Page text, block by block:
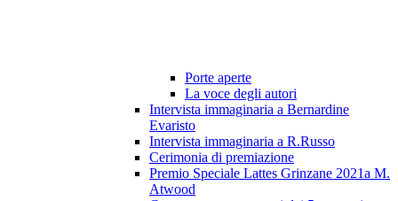
Porte aperte
La voce degli autori
Intervista immaginaria a Bernardine
Evaristo
Intervista immaginaria a R.Russo
Cerimonia di premiazione
Premio Speciale Lattes Grinzane 2021a M.
Atwood